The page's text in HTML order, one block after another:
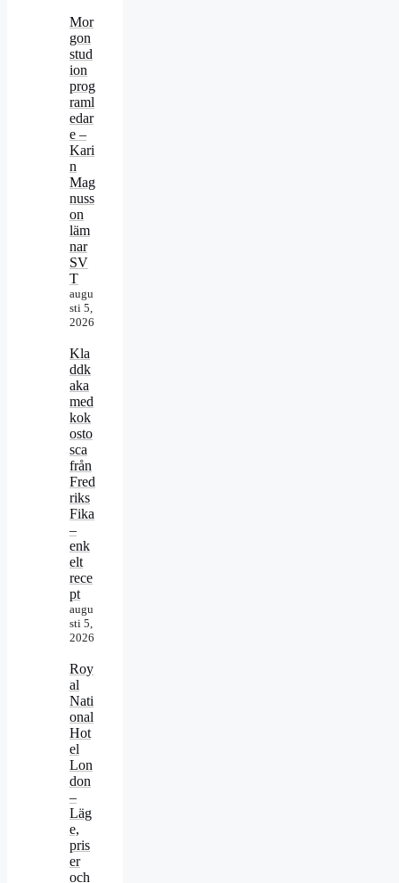
Mor
gon
stud
ion
prog
raml
edar
e –
Kari
n
Mag
nuss
on
läm
nar
SV
T
augu
sti 5,
2026
Kla
ddk
aka
med
kok
osto
sca
från
Fred
riks
Fika
–
enk
elt
rece
pt
augu
sti 5,
2026
Roy
al
Nati
onal
Hot
el
Lon
don
–
Läg
e,
pris
er
och